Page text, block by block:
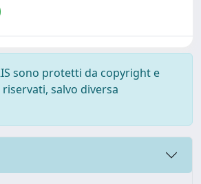
sono protetti da copyright e
salvo diversa